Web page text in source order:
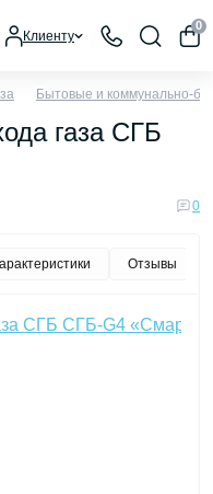
Клиенту
0
Бытовые и коммунально-
газа СГБ
0
Отзывы